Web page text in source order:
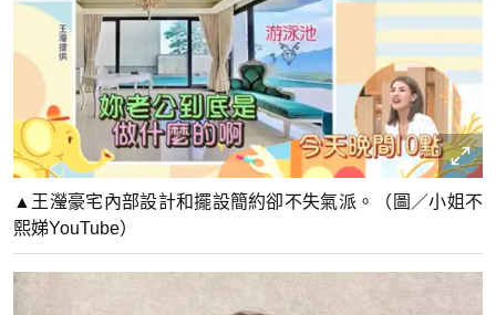
▲王瀅豪宅內部設計和擺設簡約卻不失氣派。（圖／小姐不
熙娣YouTube）